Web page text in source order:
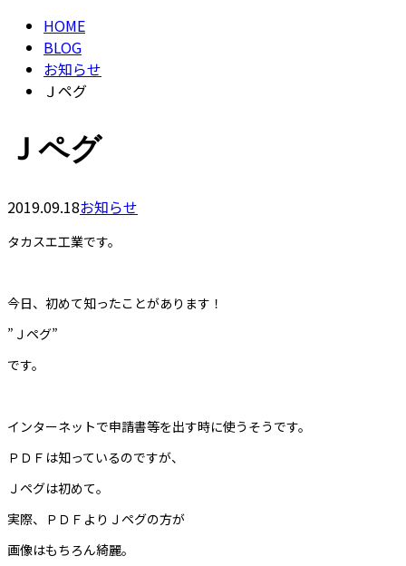
HOME
BLOG
お知らせ
Ｊペグ
Ｊペグ
2019.09.18お知らせ
タカスエ工業です。
今日、初めて知ったことがあります！
”Ｊペグ”
です。
インターネットで申請書等を出す時に使うそうです。
ＰＤＦは知っているのですが、
Ｊペグは初めて。
実際、ＰＤＦよりＪペグの方が
画像はもちろん綺麗。